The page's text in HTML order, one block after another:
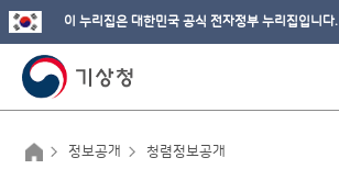
이 누리집은 대한민국 공식 전자정부 누리집입니다.
정보공개 청렴정보공개